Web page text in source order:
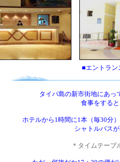
■エントラン
タイパ島の新市街地にあっ
食事をする
ホテルから1時間に1本（毎30分
シャトルバス
＊タイムテーブ